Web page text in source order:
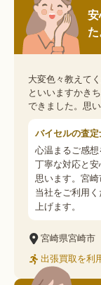
た
大変色々教えて
といいますかき
できました。思
バイセルの査
心温まるご感想
丁寧な対応と
思います。宮
当社をご利用
上げます。
宮崎県宮崎市
出張買取を利